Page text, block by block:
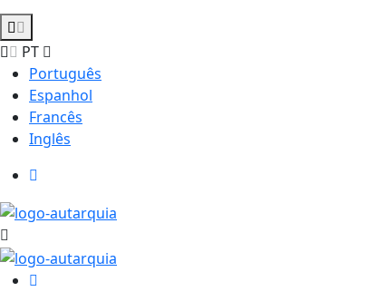
PT
Português
Espanhol
Francês
Inglês